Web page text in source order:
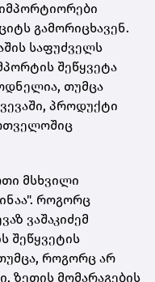
გამორიცხავენ.
საფუძველს
შეწყვეტა
თუმცა
პროდუქტი
მსხვილი
როგორც
ვაშაკიძემ
შეწყვეტის
როგორც არ
ზეთის მომარაგების